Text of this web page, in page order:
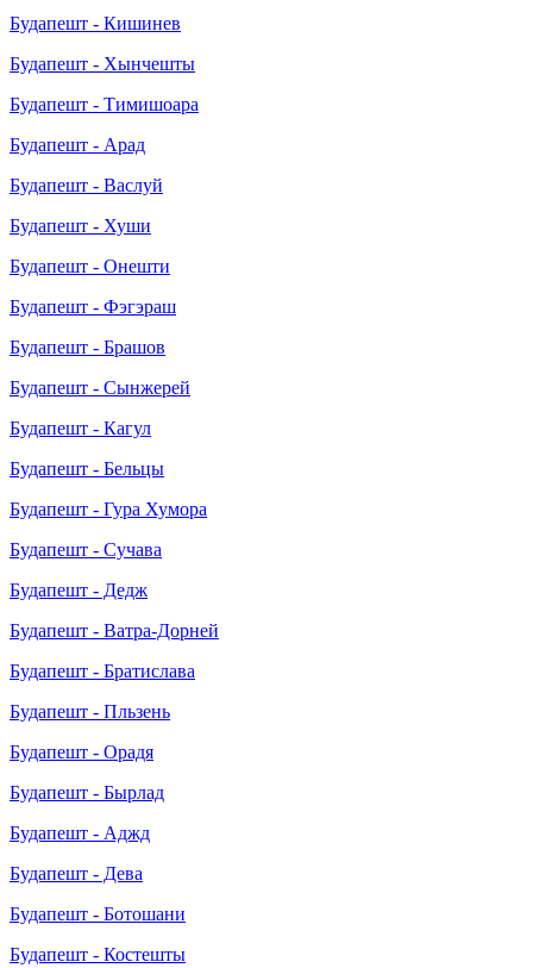
Будапешт - Кишинев
Будапешт - Хынчешты
Будапешт - Тимишоара
Будапешт - Арад
Будапешт - Васлуй
Будапешт - Хуши
Будапешт - Онешти
Будапешт - Фэгэраш
Будапешт - Брашов
Будапешт - Сынжерей
Будапешт - Кагул
Будапешт - Бельцы
Будапешт - Гура Хумора
Будапешт - Сучава
Будапешт - Дедж
Будапешт - Ватра-Дорней
Будапешт - Братислава
Будапешт - Пльзень
Будапешт - Орадя
Будапешт - Бырлад
Будапешт - Аджд
Будапешт - Дева
Будапешт - Ботошани
Будапешт - Костешты